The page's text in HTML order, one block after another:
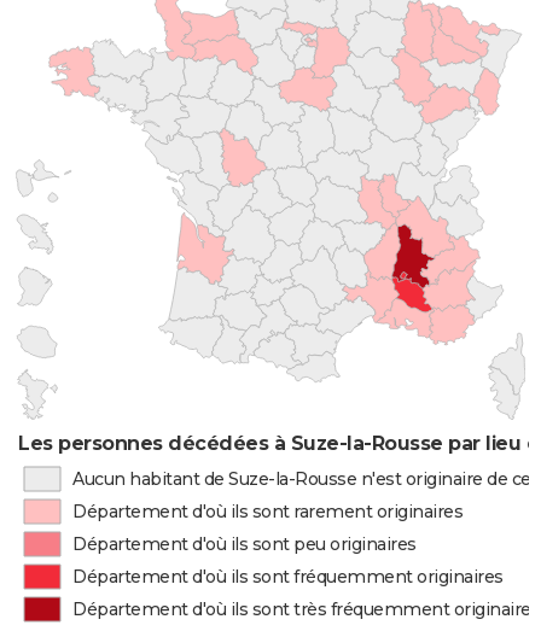
Les personnes décédées à Suze-la-Rousse par lieu
Aucun habitant de Suze-la-Rousse n'est originaire de
Département d'où ils sont rarement originaires
Département d'où ils sont peu originaires
Département d'où ils sont fréquemment originaires
Département d'où ils sont très fréquemment originaires